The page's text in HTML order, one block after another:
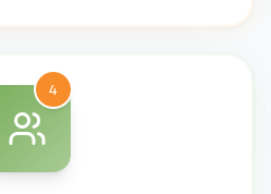
4